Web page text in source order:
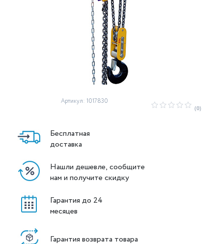
Артикул: 1017830
(0)
Бесплатная
доставка
Нашли дешевле, сообщите
нам и получите скидку
Гарантия до 24
месяцев
Гарантия возврата товара